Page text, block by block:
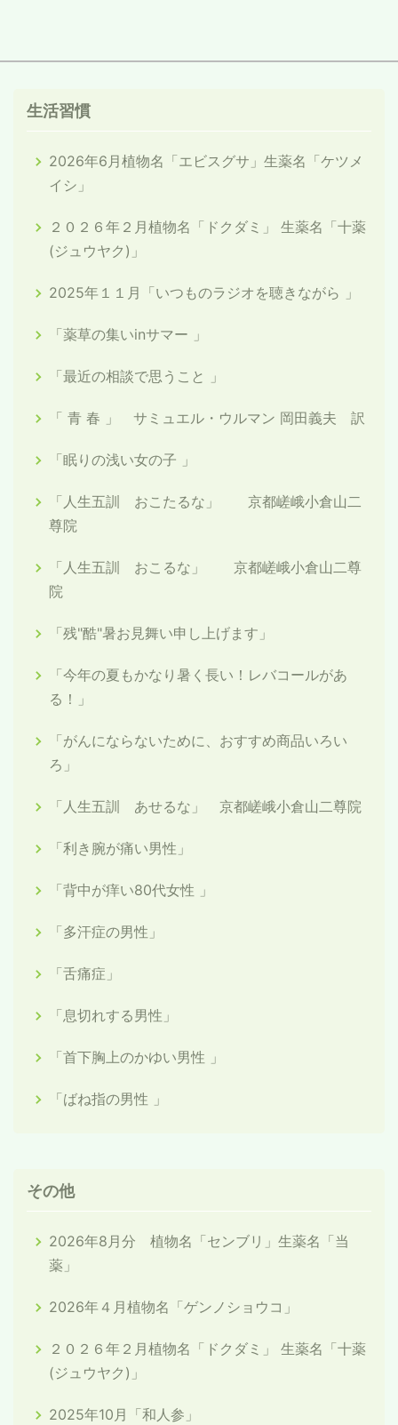
生活習慣
2026年6月植物名「エビスグサ」生薬名「ケツメ
イシ」
２０２６年２月植物名「ドクダミ」 生薬名「十薬
(ジュウヤク)」
2025年１１月「いつものラジオを聴きながら 」
「薬草の集いinサマー 」
「最近の相談で思うこと 」
「 青 春 」 サミュエル・ウルマン 岡田義夫 訳
「眠りの浅い女の子 」
「人生五訓 おこたるな」 京都嵯峨小倉山二
尊院
「人生五訓 おこるな」 京都嵯峨小倉山二尊
院
「残"酷"暑お見舞い申し上げます」
「今年の夏もかなり暑く長い！レバコールがあ
る！」
「がんにならないために、おすすめ商品いろい
ろ」
「人生五訓 あせるな」 京都嵯峨小倉山二尊院
「利き腕が痛い男性」
「背中が痒い80代女性 」
「多汗症の男性」
「舌痛症」
「息切れする男性」
「首下胸上のかゆい男性 」
「ばね指の男性 」
その他
2026年8月分 植物名「センブリ」生薬名「当
薬」
2026年４月植物名「ゲンノショウコ」
２０２６年２月植物名「ドクダミ」 生薬名「十薬
(ジュウヤク)」
2025年10月「和人参」